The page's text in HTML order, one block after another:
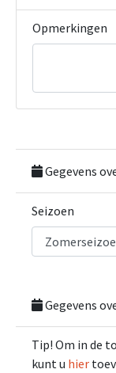
Opmerkingen
Gegevens
Seizoen
Gegevens
Tip! Om in de
kunt u hier